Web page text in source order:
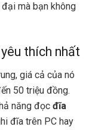
mà bạn không
thích nhất
giá cả của nó
50 triệu đồng.
năng đọc đĩa
đĩa trên PC hay